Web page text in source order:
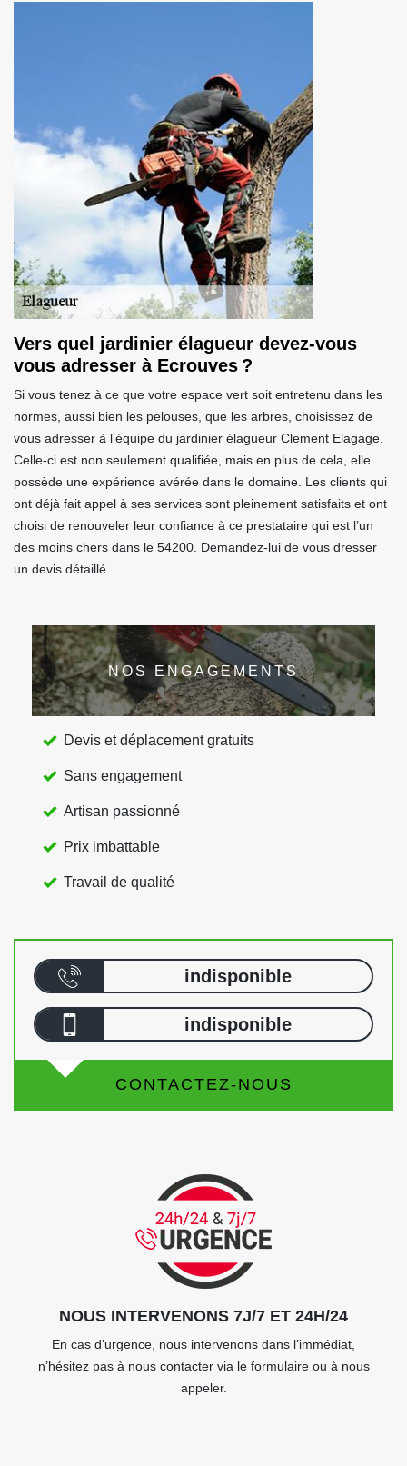
Vers quel jardinier élagueur devez-vous
vous adresser à Ecrouves ?
Si vous tenez à ce que votre espace vert soit entretenu dans les
normes, aussi bien les pelouses, que les arbres, choisissez de
vous adresser à l’équipe du jardinier élagueur Clement Elagage.
Celle-ci est non seulement qualifiée, mais en plus de cela, elle
possède une expérience avérée dans le domaine. Les clients qui
ont déjà fait appel à ses services sont pleinement satisfaits et ont
choisi de renouveler leur confiance à ce prestataire qui est l’un
des moins chers dans le 54200. Demandez-lui de vous dresser
un devis détaillé.
NOS ENGAGEMENTS
Devis et déplacement gratuits
Sans engagement
Artisan passionné
Prix imbattable
Travail de qualité
indisponible
indisponible
CONTACTEZ-NOUS
NOUS INTERVENONS 7J/7 ET 24H/24
En cas d’urgence, nous intervenons dans l’immédiat,
n’hésitez pas à nous contacter via le formulaire ou à nous
appeler.